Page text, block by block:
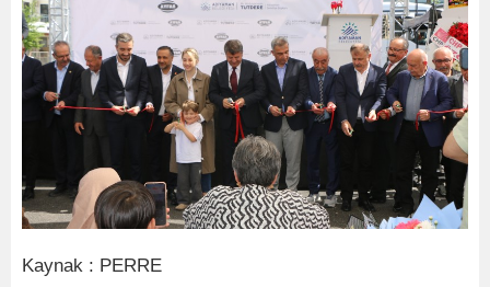
Kaynak : PERRE